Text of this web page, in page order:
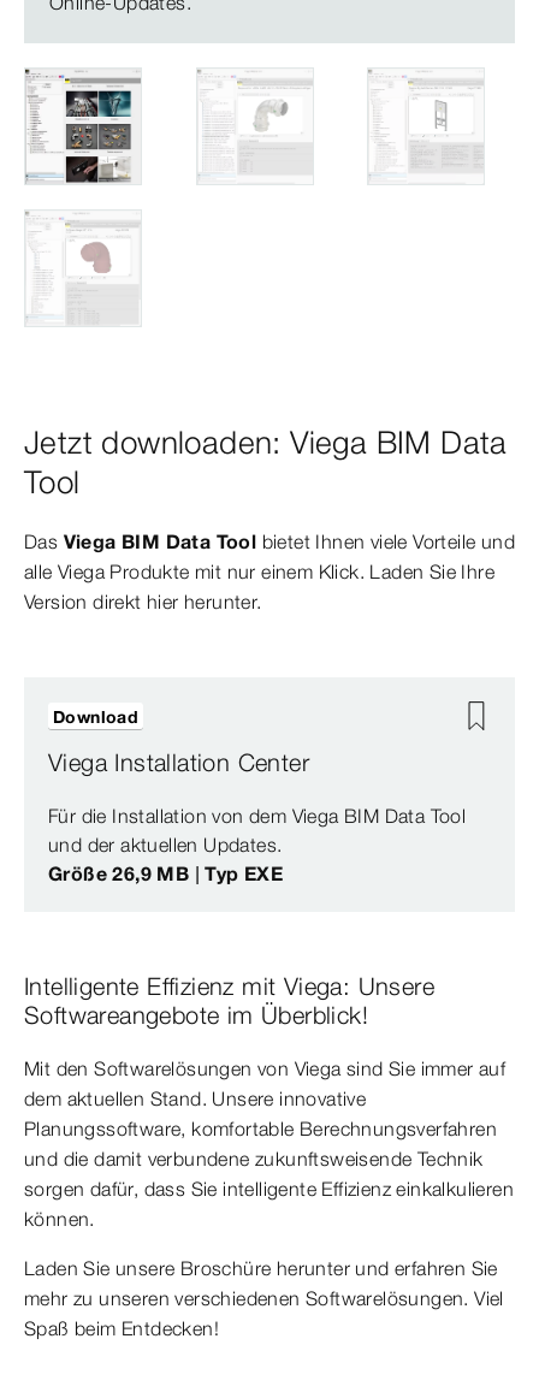
Jetzt downloaden: Viega BIM Data
Tool
Das Viega BIM Data Tool bietet Ihnen viele Vorteile und
alle Viega Produkte mit nur einem Klick. Laden Sie Ihre
Version direkt hier herunter.
Viega Installation Center
Für die Installation von dem Viega BIM Data Tool
und der aktuellen Updates.
Größe 26,9 MB | Typ EXE
Download
Intelligente Effizienz mit Viega: Unsere
Softwareangebote im Überblick!
Mit den Softwarelösungen von Viega sind Sie immer auf
dem aktuellen Stand. Unsere innovative
Planungssoftware, komfortable Berechnungsverfahren
und die damit verbundene zukunftsweisende Technik
sorgen dafür, dass Sie intelligente Effizienz einkalkulieren
können.
Laden Sie unsere Broschüre herunter und erfahren Sie
mehr zu unseren verschiedenen Softwarelösungen. Viel
Spaß beim Entdecken!